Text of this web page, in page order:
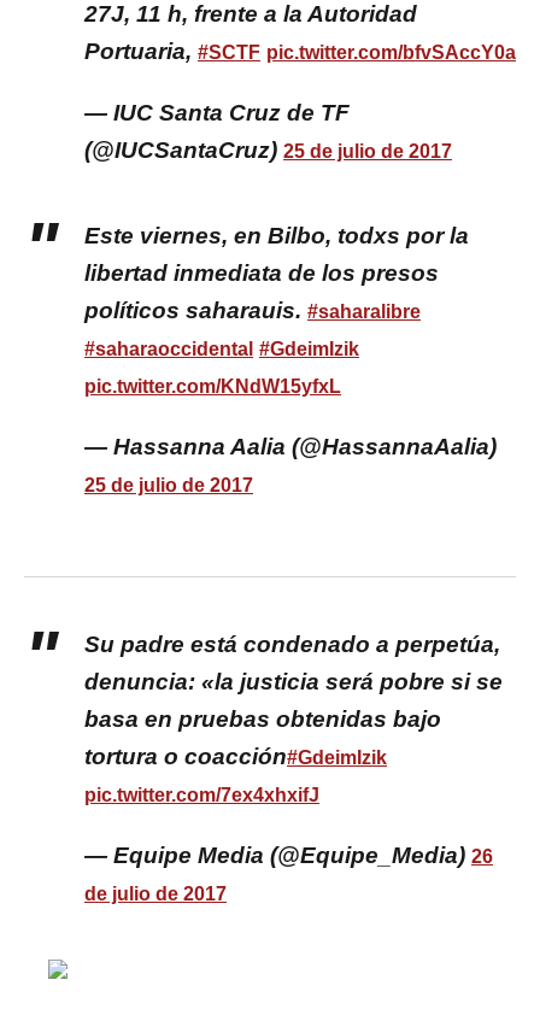
27J, 11 h, frente a la Autoridad
Portuaria, #SCTF pic.twitter.com/bfvSAccY0a
— IUC Santa Cruz de TF
(@IUCSantaCruz) 25 de julio de 2017
Este viernes, en Bilbo, todxs por la
libertad inmediata de los presos
políticos saharauis. #saharalibre
#saharaoccidental #GdeimIzik
pic.twitter.com/KNdW15yfxL
— Hassanna Aalia (@HassannaAalia)
25 de julio de 2017
Su padre está condenado a perpetúa,
denuncia: «la justicia será pobre si se
basa en pruebas obtenidas bajo
tortura o coacción#GdeimIzik
pic.twitter.com/7ex4xhxifJ
— Equipe Media (@Equipe_Media) 26
de julio de 2017